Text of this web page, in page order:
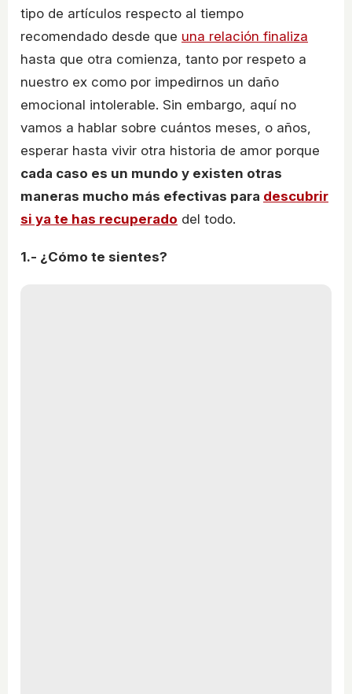
tipo de artículos respecto al tiempo
recomendado desde que una relación finaliza
hasta que otra comienza, tanto por respeto a
nuestro ex como por impedirnos un daño
emocional intolerable. Sin embargo, aquí no
vamos a hablar sobre cuántos meses, o años,
esperar hasta vivir otra historia de amor porque
cada caso es un mundo y existen otras
maneras mucho más efectivas para descubrir
si ya te has recuperado del todo.
1.- ¿Cómo te sientes?